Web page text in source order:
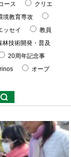
ース
クリエ
境教育専攻
ッセイ
教員
林技術開発・普及
20周年記念事
オープ